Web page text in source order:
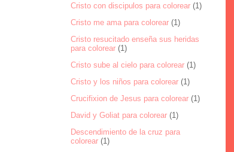
Cristo con discipulos para colorear (1)
Cristo me ama para colorear (1)
Cristo resucitado enseña sus heridas
para colorear (1)
Cristo sube al cielo para colorear (1)
Cristo y los niños para colorear (1)
Crucifixion de Jesus para colorear (1)
David y Goliat para colorear (1)
Descendimiento de la cruz para
colorear (1)